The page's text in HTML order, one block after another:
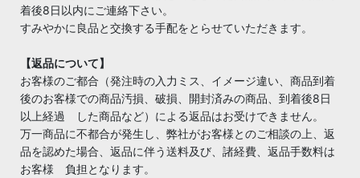
着後8日以内にご連絡下さい。
すみやかに良品と交換する手配をとらせていただきます。
【返品について】
お客様のご都合（発注時の入力ミス、イメージ違い、商品到着
後のお客様での商品汚損、破損、開封済みの商品、到着後8日
以上経過 した商品など）による返品はお受けできません。
万一商品に不都合が発生し、弊社がお客様とのご相談の上、返
品を認めた場合、返品に伴う送料及び、諸経費、返品手数料は
お客様 負担となります。